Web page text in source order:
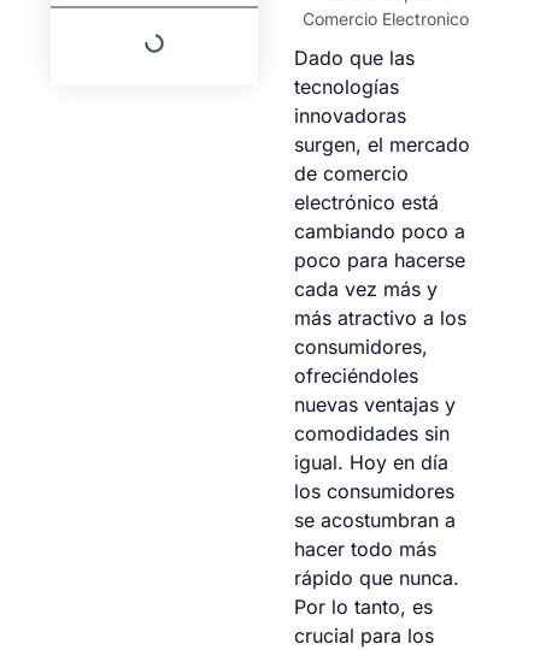
Comercio Electronico
Dado que las
tecnologías
innovadoras
surgen, el mercado
de comercio
electrónico está
cambiando poco a
poco para hacerse
cada vez más y
más atractivo a los
consumidores,
ofreciéndoles
nuevas ventajas y
comodidades sin
igual. Hoy en día
los consumidores
se acostumbran a
hacer todo más
rápido que nunca.
Por lo tanto, es
crucial para los